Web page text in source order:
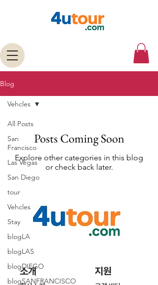
Blog
All Posts
San
Francisco
Las Vegas
San Diego
tour
Vehcles
Stay
blogLA
blogLAS
blogDIEGO
blogSANFRANCISCO
Vehcles
Posts Coming Soon
Explore other categories in this blog
or check back later.
소개 지원